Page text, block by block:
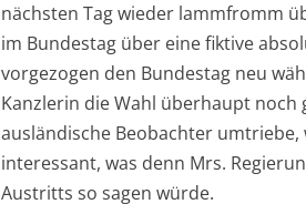
nächsten Tag wieder lammfromm
im Bundestag über eine fiktive
vorgezogen den Bundestag neu
Kanzlerin die Wahl überhaupt noch
ausländische Beobachter
interessant, was denn Mrs.
Austritts so sagen würde.